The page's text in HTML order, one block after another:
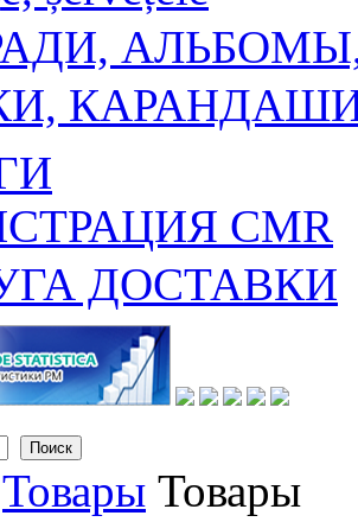
CMR
ДОСТАВКИ
Товары Товары